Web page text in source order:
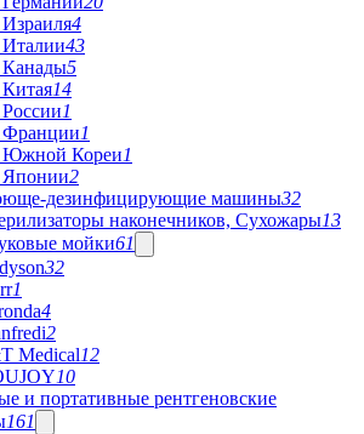
4
43
5
14
1
1
Южной Кореи1
2
дезинфицирующие машины32
наконечников, Сухожары13
мойки61
32
1
4
2
Medical12
10
и портативные рентгеновские
161